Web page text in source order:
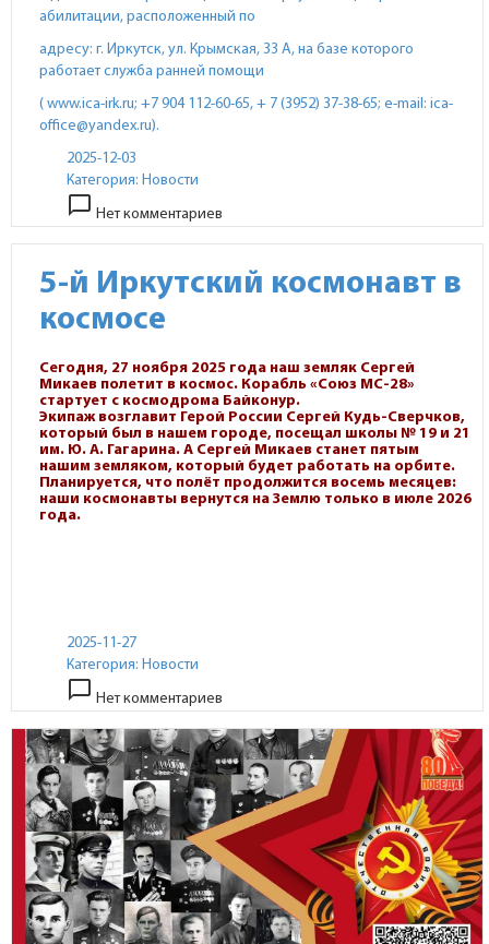
абилитации, расположенный по
адресу: г. Иркутск, ул. Крымская, 33 А, на базе которого
работает служба ранней помощи
( www.ica-irk.ru; +7 904 112-60-65, + 7 (3952) 37-38-65; e-mail: ica-
office@yandex.ru).
2025-12-03
Категория: Новости
chat_bubble_outline Нет комментариев
5-й Иркутский космонавт в
космосе
Сегодня, 27 ноября 2025 года наш земляк Сергей
Микаев полетит в космос. Корабль «Союз МС-28»
стартует с космодрома Байконур.
Экипаж возглавит Герой России Сергей Кудь-Сверчков,
который был в нашем городе, посещал школы № 19 и 21
им. Ю. А. Гагарина. А Сергей Микаев станет пятым
нашим земляком, который будет работать на орбите.
Планируется, что полёт продолжится восемь месяцев:
наши космонавты вернутся на Землю только в июле 2026
года.
2025-11-27
Категория: Новости
chat_bubble_outline Нет комментариев